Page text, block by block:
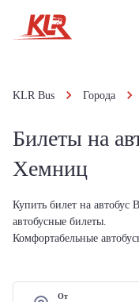
KLR Bus Города
Билеты на
Хемниц
Купить билет на
автобусные билеты.
Комфортабельные
От